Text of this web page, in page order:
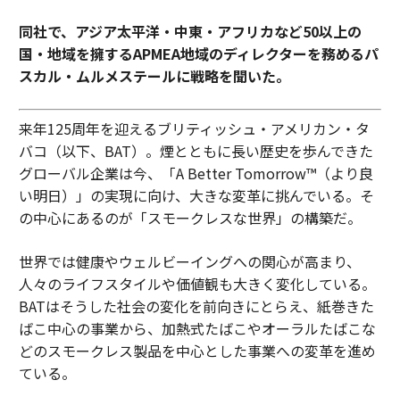
同社で、アジア太平洋・中東・アフリカなど50以上の
国・地域を擁するAPMEA地域のディレクターを務めるパ
スカル・ムルメステールに戦略を聞いた。
来年125周年を迎えるブリティッシュ・アメリカン・タ
バコ（以下、BAT）。煙とともに長い歴史を歩んできた
グローバル企業は今、「A Better Tomorrow™（より良
い明日）」の実現に向け、大きな変革に挑んでいる。そ
の中心にあるのが「スモークレスな世界」の構築だ。
世界では健康やウェルビーイングへの関心が高まり、
人々のライフスタイルや価値観も大きく変化している。
BATはそうした社会の変化を前向きにとらえ、紙巻きた
ばこ中心の事業から、加熱式たばこやオーラルたばこな
どのスモークレス製品を中心とした事業への変革を進め
ている。